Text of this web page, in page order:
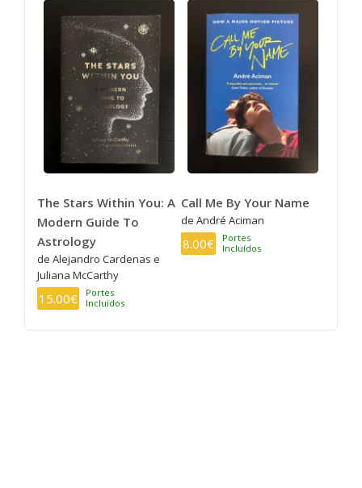
The Stars Within You: A
Modern Guide To
Astrology
de Alejandro Cardenas e
Juliana McCarthy
15.00€
Portes
Incluídos
Call Me By Your Name
de André Aciman
8.00€
Portes
Incluídos